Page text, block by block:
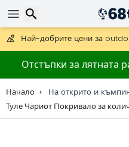
Предлага се и DHL Express за
30 дни за връщане, 90 дни
Най-добрите цени за
Отстъпки за лятната
Начало На открито и
Туле Чариот Покривало за
Търсене